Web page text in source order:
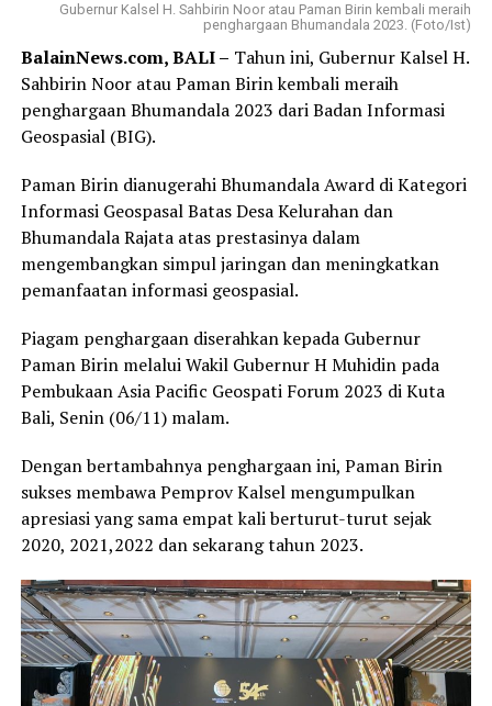
Gubernur Kalsel H. Sahbirin Noor atau Paman Birin kembali meraih
penghargaan Bhumandala 2023. (Foto/Ist)
BalainNews.com, BALI – Tahun ini, Gubernur Kalsel H.
Sahbirin Noor atau Paman Birin kembali meraih
penghargaan Bhumandala 2023 dari Badan Informasi
Geospasial (BIG).
Paman Birin dianugerahi Bhumandala Award di Kategori
Informasi Geospasal Batas Desa Kelurahan dan
Bhumandala Rajata atas prestasinya dalam
mengembangkan simpul jaringan dan meningkatkan
pemanfaatan informasi geospasial.
Piagam penghargaan diserahkan kepada Gubernur
Paman Birin melalui Wakil Gubernur H Muhidin pada
Pembukaan Asia Pacific Geospati Forum 2023 di Kuta
Bali, Senin (06/11) malam.
Dengan bertambahnya penghargaan ini, Paman Birin
sukses membawa Pemprov Kalsel mengumpulkan
apresiasi yang sama empat kali berturut-turut sejak
2020, 2021,2022 dan sekarang tahun 2023.